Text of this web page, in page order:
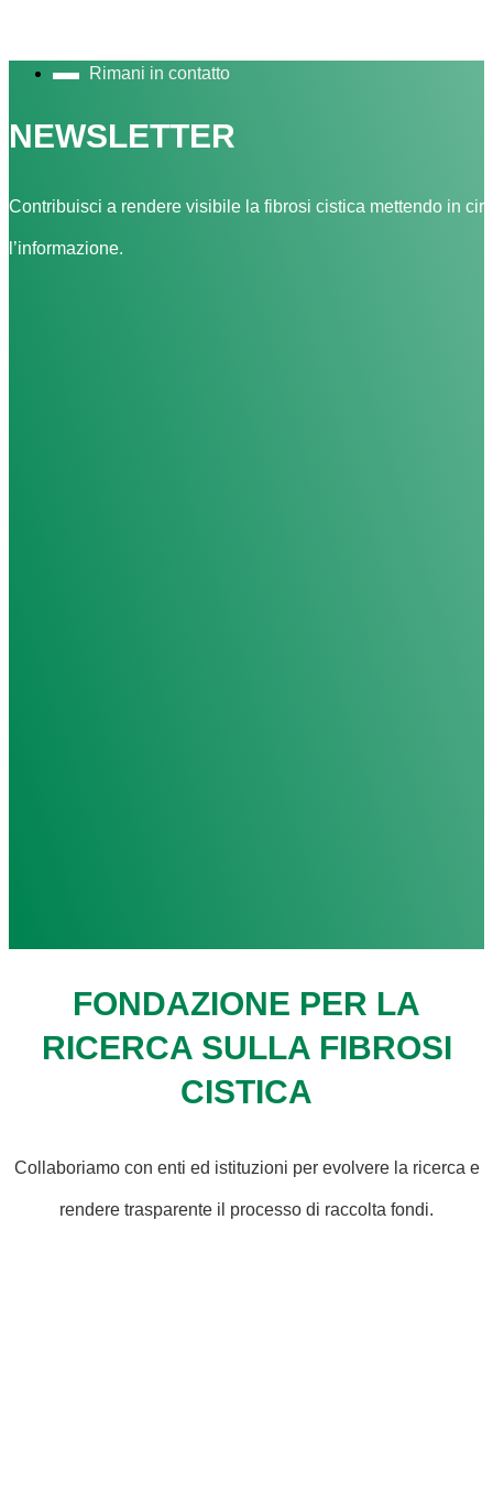
Rimani in contatto
NEWSLETTER
Contribuisci a rendere visibile la fibrosi cistica mettendo in
l’informazione.
FONDAZIONE PER LA
RICERCA SULLA FIBROSI
CISTICA
Collaboriamo con enti ed istituzioni per evolvere la ricerca e
rendere trasparente il processo di raccolta fondi.